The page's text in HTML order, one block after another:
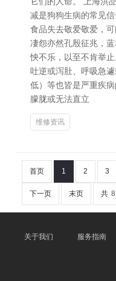
减是狗狗生病的常见
食品失去敬爱敬爱，
凄怨亦然孔殷征兆，
怏不乐，以至不肯举
吐逆或泻肚、呼吸急
低）等也皆是严重疾
朦胧或无法直立
维修资讯
首页 1 2 3
下一页 末页 共 8
关于我们 服务指南